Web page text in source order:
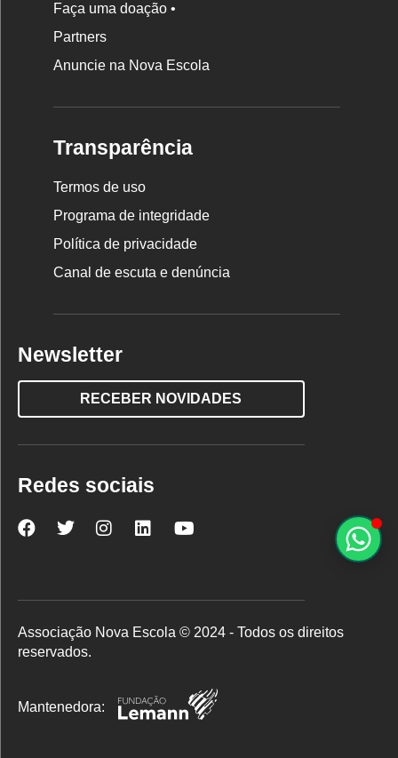
Faça uma doação •
Partners
Anuncie na Nova Escola
Transparência
Termos de uso
Programa de integridade
Política de privacidade
Canal de escuta e denúncia
Newsletter
RECEBER NOVIDADES
Redes sociais
Nova
Facebook
Nova
Twitter
Nova
Instagram
Nova
LinkedInYouTube
Associação Nova Escola © 2024 - Todos os direitos
reservados.
Mantenedora: